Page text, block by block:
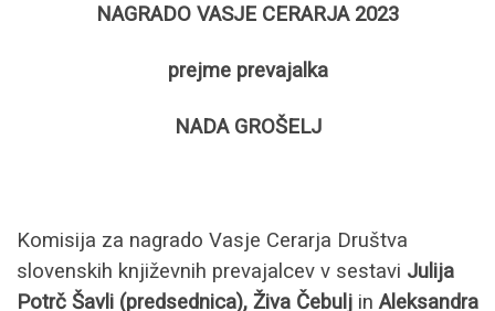
NAGRADO VASJE CERARJA 2023
prejme prevajalka
NADA GROŠELJ
Komisija za nagrado Vasje Cerarja Društva
slovenskih književnih prevajalcev v sestavi Julija
Potrč Šavli (predsednica), Živa Čebulj in Aleksandra